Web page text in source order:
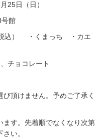
25日（日）
号館
込） ・くまっち ・カエ
チョコレート
頂けません。予めご了承く
す。先着順でなくなり次第
い。